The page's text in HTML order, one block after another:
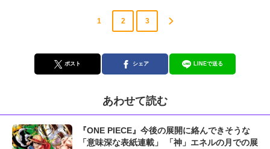
1 2 3
ポスト シェア LINEで送る
あわせて読む
『ONE PIECE』今後の展開に絡んできそうな
「意味深な表紙連載」 「神」エネルの月での展